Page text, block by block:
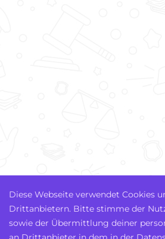
Diese Webseite verwendet Cookies
Drittanbietern. Bitte stimme der
sowie der Übermittlung deiner